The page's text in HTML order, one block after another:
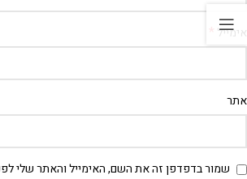
אימייל *
אתר
שמור בדפדפן זה את השם, האימייל והאתר שלי